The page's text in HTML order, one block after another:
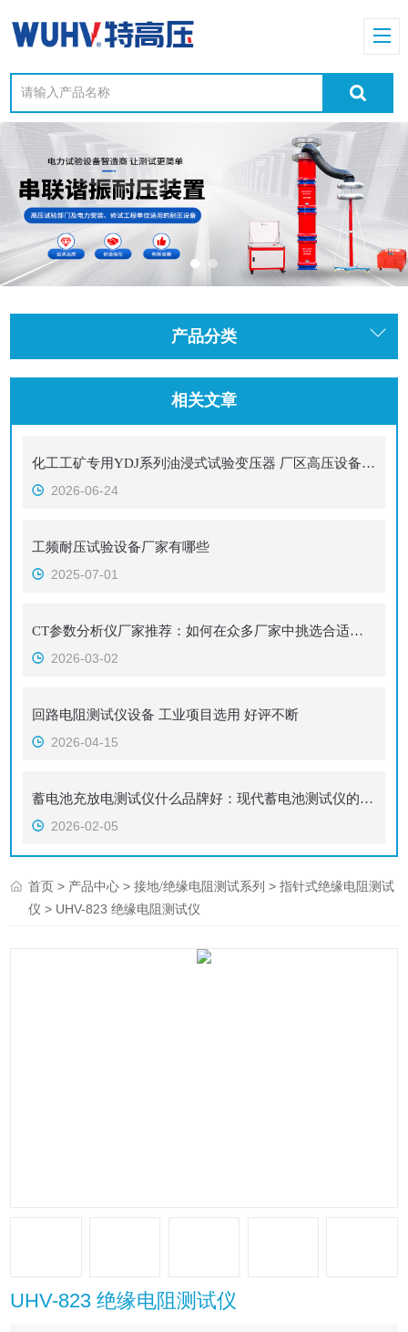
产品分类
相关文章
化工工矿专用YDJ系列油浸式试验变压器 厂区高压设备绝缘耐压校核设备
2026-06-24
工频耐压试验设备厂家有哪些
2025-07-01
CT参数分析仪厂家推荐：如何在众多厂家中挑选合适的CT参数分析仪？
2026-03-02
回路电阻测试仪设备 工业项目选用 好评不断
2026-04-15
蓄电池充放电测试仪什么品牌好：现代蓄电池测试仪的运维角色演进
2026-02-05
首页 > 产品中心 >接地/绝缘电阻测试系列 >指针式绝缘电阻测试
仪 > UHV-823 绝缘电阻测试仪
UHV-823 绝缘电阻测试仪